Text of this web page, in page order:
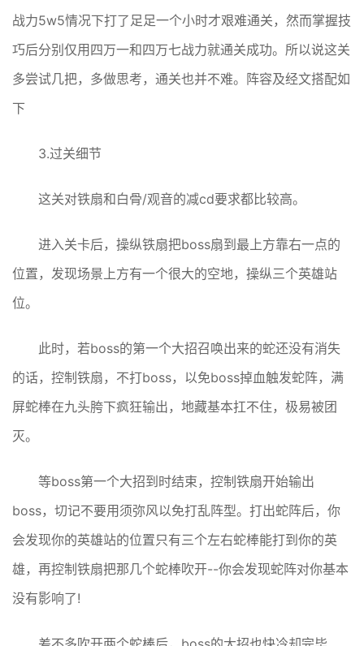
战力5w5情况下打了足足一个小时才艰难通关，然而掌握技
巧后分别仅用四万一和四万七战力就通关成功。所以说这关
多尝试几把，多做思考，通关也并不难。阵容及经文搭配如
下
3.过关细节
这关对铁扇和白骨/观音的减cd要求都比较高。
进入关卡后，操纵铁扇把boss扇到最上方靠右一点的
位置，发现场景上方有一个很大的空地，操纵三个英雄站
位。
此时，若boss的第一个大招召唤出来的蛇还没有消失
的话，控制铁扇，不打boss，以免boss掉血触发蛇阵，满
屏蛇棒在九头胯下疯狂输出，地藏基本扛不住，极易被团
灭。
等boss第一个大招到时结束，控制铁扇开始输出
boss，切记不要用须弥风以免打乱阵型。打出蛇阵后，你
会发现你的英雄站的位置只有三个左右蛇棒能打到你的英
雄，再控制铁扇把那几个蛇棒吹开--你会发现蛇阵对你基本
没有影响了!